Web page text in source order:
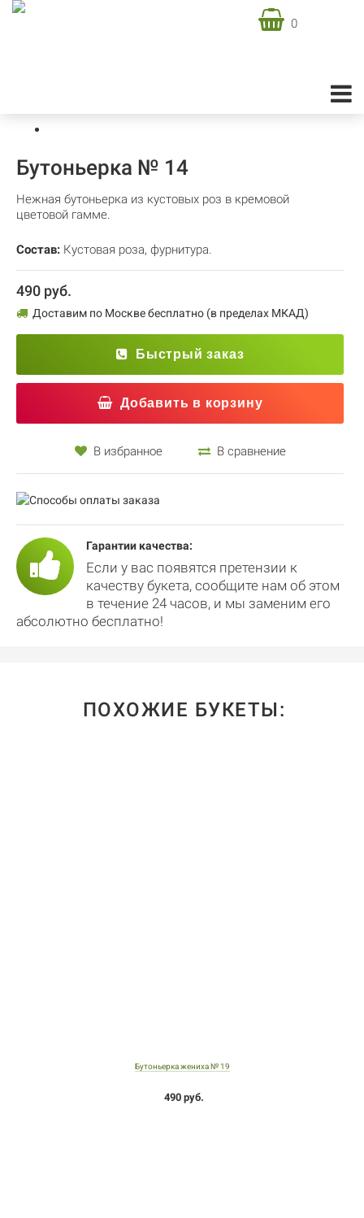
0
Бутоньерка № 14
Нежная бутоньерка из кустовых роз в кремовой
цветовой гамме.
Состав: Кустовая роза, фурнитура.
490 руб.
Доставим по Москве бесплатно (в пределах МКАД)
Быстрый заказ
Добавить в корзину
В избранное В сравнение
Гарантии качества:
Если у вас появятся претензии к
качеству букета, сообщите нам об этом
в течение 24 часов, и мы заменим его
абсолютно бесплатно!
ПОХОЖИЕ БУКЕТЫ:
Бутоньерка жениха № 19
490 руб.